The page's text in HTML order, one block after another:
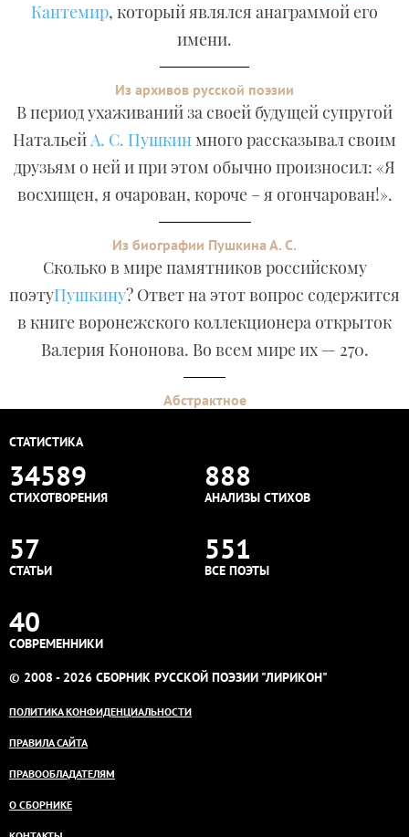
Кантемир, который являлся анаграммой его
имени.
Из архивов русской поэзии
В период ухаживаний за своей будущей супругой
НатальейА. С. Пушкинмного рассказывал своим
друзьям о ней и при этом обычно произносил: «Я
восхищен, я очарован, короче – я огончарован!».
Из биографии Пушкина А. С.
Сколько в мире памятников российскому
поэтуПушкину? Ответ на этот вопрос содержится
в книге воронежского коллекционера открыток
Валерия Кононова. Во всем мире их — 270.
Абстрактное
СТАТИСТИКА
34589
СТИХОТВОРЕНИЯ
888
АНАЛИЗЫ СТИХОВ
57
СТАТЬИ
551
ВСЕ ПОЭТЫ
40
СОВРЕМЕННИКИ
© 2008 - 2026 СБОРНИК РУССКОЙ ПОЭЗИИ "ЛИРИКОН"
ПОЛИТИКА КОНФИДЕНЦИАЛЬНОСТИ
ПРАВИЛА САЙТА
ПРАВООБЛАДАТЕЛЯМ
О СБОРНИКЕ